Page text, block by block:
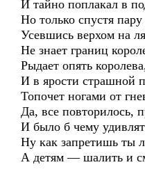
И тайно поплакал в
Но только спустя
Усевшись верхом на
Не знает границ
Рыдает опять
И в ярости страшной
Топочет ногами от
Да, все повторилось,
И было б чему
Ну как запретишь ты
А детям — шалить и